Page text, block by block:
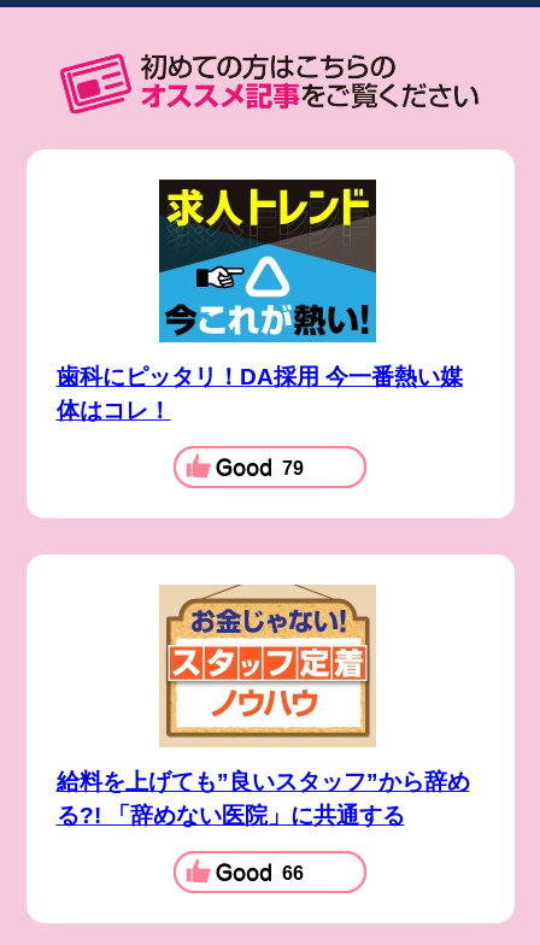
歯科にピッタリ！DA採用 今一番熱い媒
体はコレ！
79
給料を上げても”良いスタッフ”から辞め
る?! 「辞めない医院」に共通する
66